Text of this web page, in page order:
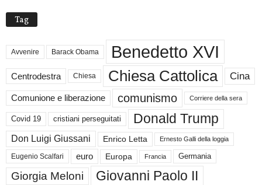
Tag
Avvenire Barack Obama Benedetto XVI
Centrodestra Chiesa Chiesa Cattolica Cina
Comunione e liberazione comunismo Corriere della sera
Covid 19 cristiani perseguitati Donald Trump
Don Luigi Giussani Enrico Letta Ernesto Galli della loggia
Eugenio Scalfari euro Europa Francia Germania
Giorgia Meloni Giovanni Paolo II